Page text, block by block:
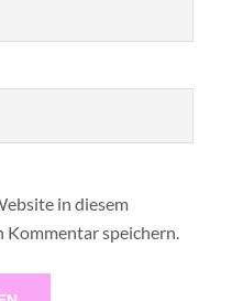
in diesem
Kommentar speichern.